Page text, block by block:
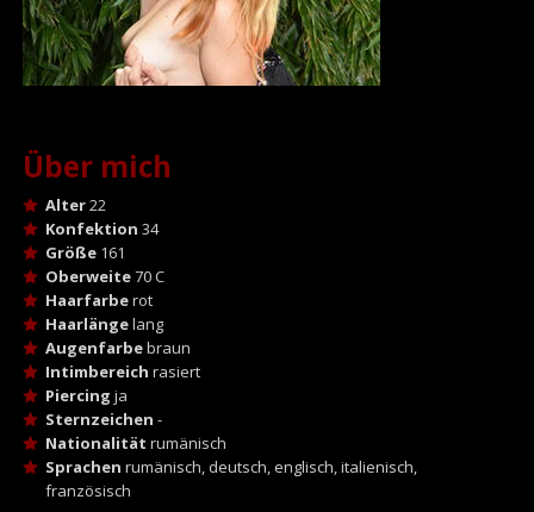
Über mich
Alter22
Konfektion 34
Größe161
Oberweite70 C
Haarfarberot
Haarlängelang
Augenfarbebraun
Intimbereich rasiert
Piercing ja
Sternzeichen -
Nationalität rumänisch
Sprachen rumänisch, deutsch, englisch, italienisch,
französisch